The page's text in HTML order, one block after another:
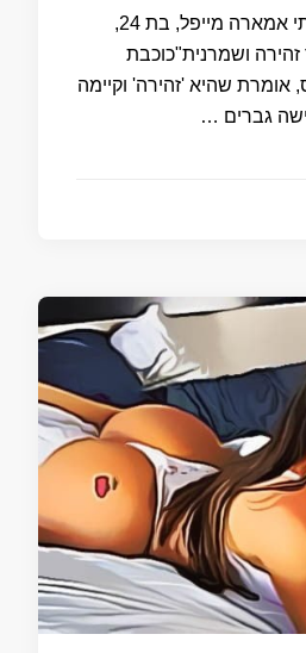
רואדס, השם האמיתי אמארה מייפל, בת 24,
ושמרנית"כוכבת
אומרת שהיא 'זהירה' וקיימה
גברים …